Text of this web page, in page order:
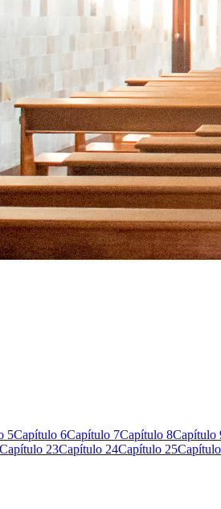
5Capítulo 6Capítulo 7Capítulo 8Capítulo
Capítulo 23Capítulo 24Capítulo 25